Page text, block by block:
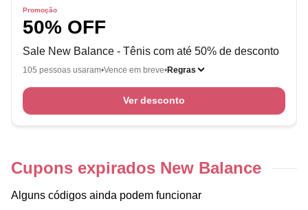
Promoção
50% OFF
Sale New Balance - Tênis com até 50% de desconto
105 pessoas usaram Vence em breve Regras
Ver desconto
Cupons expirados New Balance
Alguns códigos ainda podem funcionar